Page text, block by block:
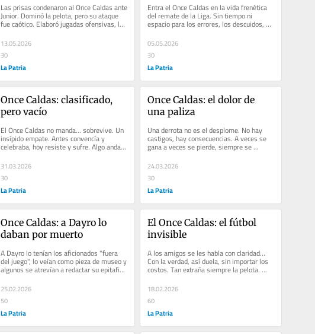
Las prisas condenaron al Once Caldas ante
Junior. Dominó la pelota, pero su ataque
fue caótico. Elaboró jugadas ofensivas, las
13.05.2026
30
La Patria
Entra el Once Caldas en la vida frenética
del remate de la Liga. Sin tiempo ni
espacio para los errores, los descuidos, el
cansancio o los...
05.05.2026
30
La Patria
Once Caldas: clasificado,
pero vacío
El Once Caldas no manda... sobrevive. Un
insípido empate. Antes convencía y
celebraba, hoy resiste y sufre. Algo anda
mal. Dejó de hablar desde la...
31.03.2026
30
La Patria
Once Caldas: el dolor de
una paliza
Una derrota no es el desplome. No hay
castigos, hay consecuencias. A veces se
gana a veces se pierde, siempre se
aprende, si se escucha. No se puede...
24.03.2026
30
La Patria
Once Caldas: a Dayro lo
daban por muerto
A Dayro lo tenían los aficionados "fuera
del juego", lo veían como pieza de museo y
algunos se atrevían a redactar su epitafio.
Pero...
25.02.2026
50
La Patria
El Once Caldas: el fútbol
invisible
A los amigos se les habla con claridad…
Con la verdad, así duela, sin importar los
costos. Tan extraña siempre la pelota.
18.02.2026
60
La Patria